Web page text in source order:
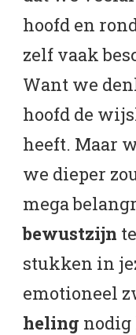
hoofd en
zelf vaak
Want we
hoofd de
heeft. Maar
we dieper
mega
bewustzijn
stukken in
emotioneel
heling nodig